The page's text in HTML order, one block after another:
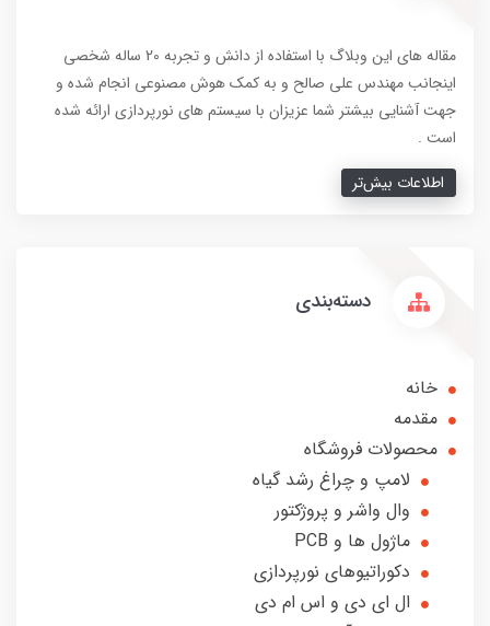
مقاله های این وبلاگ با استفاده از دانش و تجربه 20 ساله شخصی
اینجانب مهندس علی صالح و به کمک هوش مصنوعی انجام شده و
جهت آشنایی بیشتر شما عزیزان با سیستم های نورپردازی ارائه شده
است .
اطلاعات بیش‌تر
دسته‌بندی
خانه
مقدمه
محصولات فروشگاه
لامپ و چراغ رشد گیاه
وال واشر و پروژکتور
ماژول ها و PCB
دکوراتیوهای نورپردازی
ال ای دی و اس ام دی